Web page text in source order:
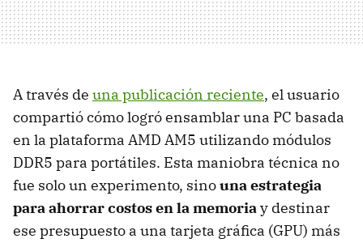
A través de una publicación reciente, el usuario
compartió cómo logró ensamblar una PC basada
en la plataforma AMD AM5 utilizando módulos
DDR5 para portátiles. Esta maniobra técnica no
fue solo un experimento, sinouna estrategia
para ahorrar costos en la memoriay destinar
ese presupuesto a una tarjeta gráfica (GPU) más